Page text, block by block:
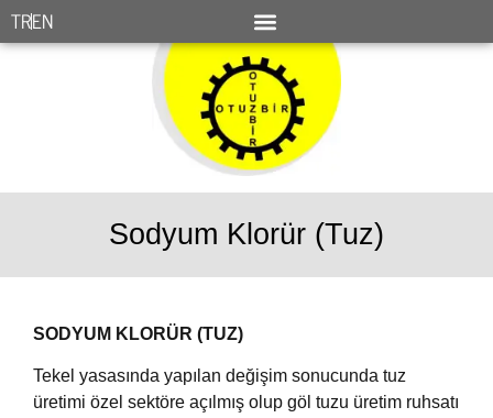
TREN
Sodyum Klorür (Tuz)
SODYUM KLORÜR (TUZ)
Tekel yasasında yapılan değişim sonucunda tuz
üretimi özel sektöre açılmış olup göl tuzu üretim ruhsatı